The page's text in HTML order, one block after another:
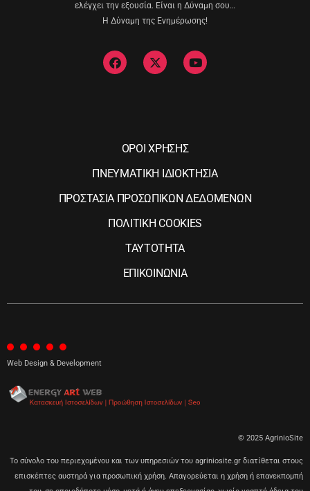
ελέγχει την εξουσία. Είναι η Δύναμη σου…
Η Δύναμη της Ενημέρωσης!
ΟΡΟΙ ΧΡΗΣΗΣ
ΠΝΕΥΜΑΤΙΚΗ ΙΔΙΟΚΤΗΣΙΑ
ΠΡΟΣΤΑΣΙΑ ΠΡΟΣΩΠΙΚΩΝ ΔΕΔΟΜΕΝΩΝ
ΠΟΛΙΤΙΚΗ COOKIES
ΤΑΥΤΟΤΗΤΑ
ΕΠΙΚΟΙΝΩΝΙΑ
Web Design & Development
© 2025 AgrinioSite
Το σύνολο του περιεχομένου και των υπηρεσιών του agriniosite.gr διατίθεται στους
επισκέπτες αυστηρά για προσωπική χρήση. Απαγορεύεται η χρήση ή επανεκπομπή